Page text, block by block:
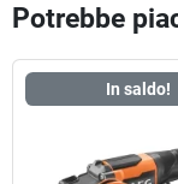
Potrebbe
In saldo!